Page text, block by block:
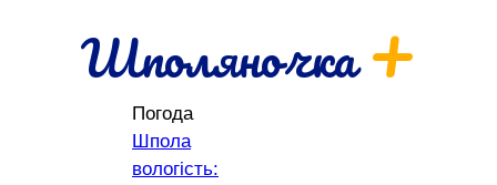
Шполяночка+
Погода
Шпола
вологість: